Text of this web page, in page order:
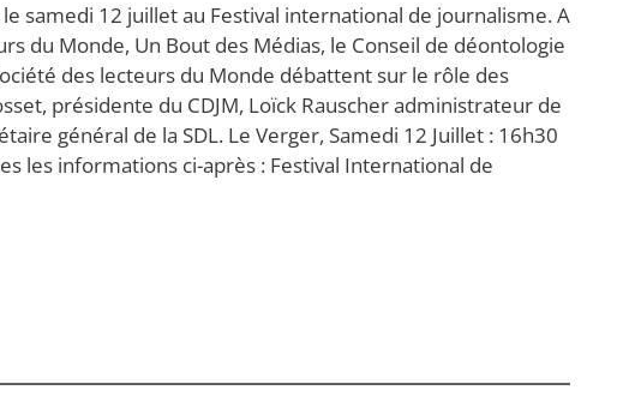
samedi 12 juillet au Festival international de journalisme. A
du Monde, Un Bout des Médias, le Conseil de déontologie
des lecteurs du Monde débattent sur le rôle des
présidente du CDJM, Loïck Rauscher administrateur de
général de la SDL. Le Verger, Samedi 12 Juillet : 16h30
les informations ci-après : Festival International de